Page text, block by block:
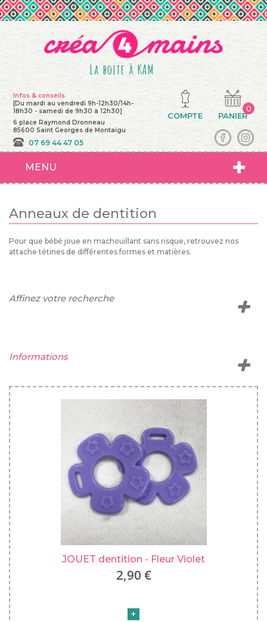
Infos & conseils
[Du mardi au vendredi 9h-12h30/14h-
18h30 - samedi de 9h30 à 12h30]
6 place Raymond Dronneau
85600 Saint Georges de Montaigu
07 69 44 47 05
La boite à KAM
PANIER
0
COMPTE
MENU
Anneaux de dentition
Pour que bébé joue en machouillant sans risque, retrouvez nos
attache tétines de différentes formes et matières.
Affinez votre recherche
Informations
JOUET dentition - Fleur Violet
2,90 €